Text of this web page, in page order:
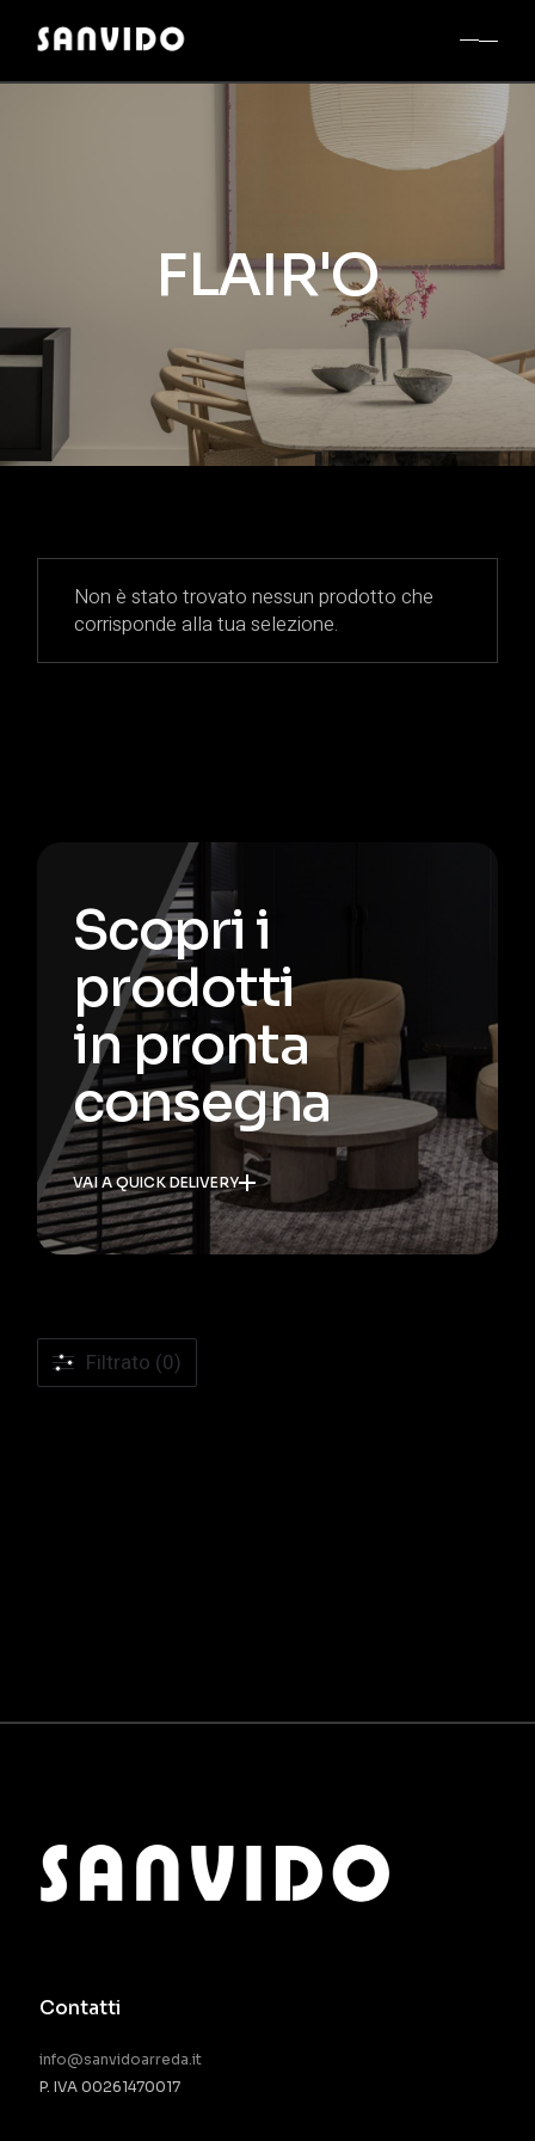
FLAIR'O
Non è stato trovato nessun prodotto che
corrisponde alla tua selezione.
Scopri i
prodotti
in pronta
consegna
VAI A QUICK DELIVERY
Filtrato (0)
Contatti
info@sanvidoarreda.it
P. IVA 00261470017